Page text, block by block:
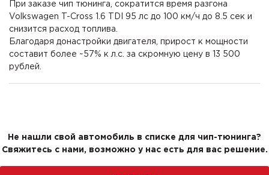
При заказе чип тюнинга, сократится время разгона
Volkswagen T-Cross 1.6 TDI 95 лс до 100 км/ч до 8.5 сек и
снизится расход топлива.
Благодаря донастройки двигателя, прирост к мощности
составит более ~57% к л.с. за скромную цену в 13 500
рублей.
Не нашли свой автомобиль в списке для чип-тюнинга?
Свяжитесь с нами, возможно у нас есть для вас решение.